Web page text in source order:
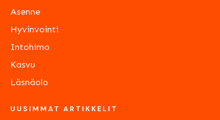
UUSIMMAT ARTIKKELIT
Asenne
Hyvinvointi
Intohimo
Kasvu
Läsnäolo